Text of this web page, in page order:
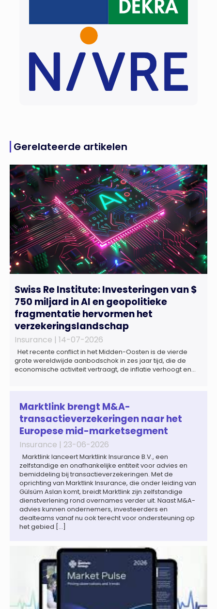
Gerelateerde artikelen
Swiss Re Institute: Investeringen van $
750 miljard in AI en geopolitieke
fragmentatie hervormen het
verzekeringslandschap
Insurance | 14-07-2026
Het recente conflict in het Midden-Oosten is de vierde
grote wereldwijde aanbodschok in zes jaar tijd, die de
economische activiteit vertraagt, de inflatie verhoogt en
wereldwijd naar verwachting afnemen tot 1,3% in reële
termen in […]
Marktlink brengt M&A-
transactieverzekeringen naar het
Europese mid-marketsegment
Insurance | 23-06-2026
Marktlink lanceert Marktlink Insurance B.V., een
zelfstandige en onafhankelijke entiteit voor advies en
bemiddeling bij transactieverzekeringen. Met de
oprichting van Marktlink Insurance, die onder leiding van
Gülsüm Aslan komt, breidt Marktlink zijn zelfstandige
dienstverlening rond overnames verder uit. Naast M&A-
advies kunnen ondernemers, investeerders en
dealteams vanaf nu ook terecht voor ondersteuning op
het gebied […]